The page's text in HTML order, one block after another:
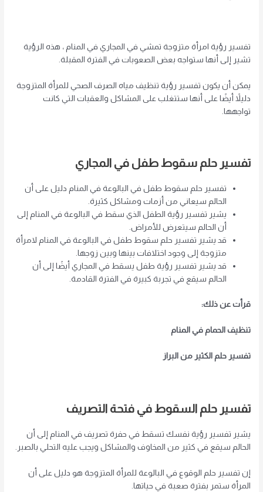
تفسير رؤية امرأة متزوجة تمشي في المجاري في المنام ، هذه الرؤية
تشير إلى أنها ستواجه بعض الصعوبات في الفترة المقبلة.
يمكن أن يكون تفسير رؤية تنظيف مياه الصرف الصحي للمرأة المتزوجة
دليلاً أيضًا على أنها ستتغلب على المشاكل والعقبات التي كانت
تواجهها.
تفسير حلم سقوط طفل في المجاري
تفسير حلم سقوط طفل في البالوعة في المنام دليل على أن
الحالم سيعاني من أزمات ومشاكل كثيرة.
يشير تفسير رؤية الطفل الذي سقط في البالوعة في المنام إلى
أن الحالم سيتعرض للأمراض.
قد يشير تفسير حلم سقوط طفل في البالوعة في المنام لامرأة
متزوجة إلى وجود اختلافات بينها وبين زوجها.
قد يشير تفسير رؤية طفل يسقط في المجاري أيضًا إلى أن
الحالم سيقع في تجربة كبيرة في الفترة القادمة.
قرأت عن ذلك:
تنظيف الحمام في المنام
تفسير حلم الكثير من البراز
تفسير حلم السقوط في فتحة التصريف
يشير تفسير رؤية نفسك تسقط في حفرة تصريف في المنام إلى أن
الحالم سيقع في كثير من المخاوف والمشاكل ويجب عليه التحلي بالصبر.
إن تفسير حلم الوقوع في البالوعة للمرأة المتزوجة هو دليل على أن
المرأة ستمر بفترة صعبة في حياتها.